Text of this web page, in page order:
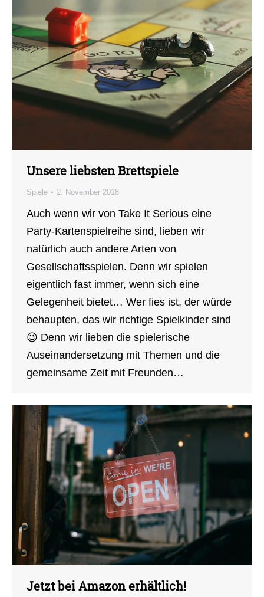
Unsere liebsten Brettspiele
Spiele 2. November 2018
Auch wenn wir von Take It Serious eine
Party-Kartenspielreihe sind, lieben wir
natürlich auch andere Arten von
Gesellschaftsspielen. Denn wir spielen
eigentlich fast immer, wenn sich eine
Gelegenheit bietet… Wer fies ist, der würde
behaupten, das wir richtige Spielkinder sind
😉 Denn wir lieben die spielerische
Auseinandersetzung mit Themen und die
gemeinsame Zeit mit Freunden…
Jetzt bei Amazon erhältlich!